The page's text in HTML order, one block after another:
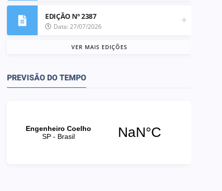
EDIÇÃO Nº 2387
Data: 27/07/2026
VER MAIS EDIÇÕES
PREVISÃO DO TEMPO